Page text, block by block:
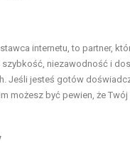
internetu, to partner,
niezawodność i
Jeśli jesteś gotów
możesz być pewien, że